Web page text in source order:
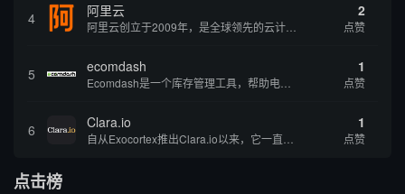
4 阿里云 2
点赞
5 ecomdash 1
点赞
6 Clara.io 1
点赞
点击榜